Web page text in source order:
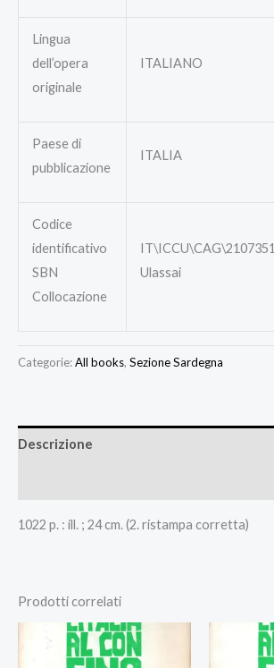
Lingua
dell’opera
originale
ITALIANO
Paese di
pubblicazione
ITALIA
Codice
identificativo
SBN
Collocazione
IT\ICCU\CAG\2107351
Ulassai
Categorie:All books, Sezione Sardegna
Descrizione
1022 p. : ill. ; 24 cm. (2. ristampa corretta)
Prodotti correlati